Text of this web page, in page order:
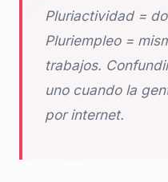
Pluriactividad =
Pluriempleo =
trabajos.
uno cuando la
por internet.